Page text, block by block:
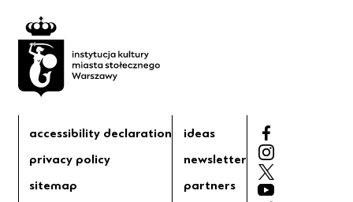
accessibility declaration
privacy policy
sitemap
ideas
newsletter
partners